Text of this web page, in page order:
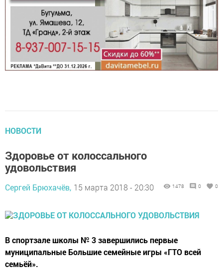
НОВОСТИ
Здоровье от колоссального
удовольствия
Сергей Брюхачёв, 15 марта 2018 - 20:30 1478 0 0
В спортзале школы № 3 завершились первые
муниципальные Большие семейные игры «ГТО всей
семьёй».